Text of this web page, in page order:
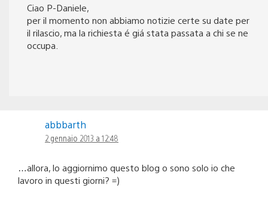
Ciao P-Daniele,
per il momento non abbiamo notizie certe su date per
il rilascio, ma la richiesta é giá stata passata a chi se ne
occupa.
abbbarth
2 gennaio 2013 a 12:48
…allora, lo aggiornimo questo blog o sono solo io che
lavoro in questi giorni? =)